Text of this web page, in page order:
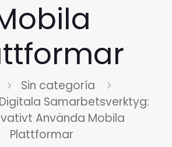
Sin categoría
Samarbetsverktyg:
Använda Mobila
Plattformar